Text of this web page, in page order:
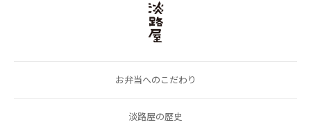
お弁当へのこだわり
淡路屋の歴史